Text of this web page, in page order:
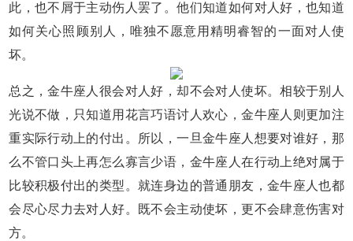
此，也不屑于主动伤人罢了。他们知道如何对人好，也知道
如何关心照顾别人，唯独不愿意用精明睿智的一面对人使
坏。
总之，金牛座人很会对人好，却不会对人使坏。相较于别人
光说不做，只知道用花言巧语讨人欢心，金牛座人则更加注
重实际行动上的付出。所以，一旦金牛座人想要对谁好，那
么不管口头上再怎么寡言少语，金牛座人在行动上绝对属于
比较积极付出的类型。就连身边的普通朋友，金牛座人也都
会尽心尽力去对人好。既不会主动使坏，更不会肆意伤害对
方。